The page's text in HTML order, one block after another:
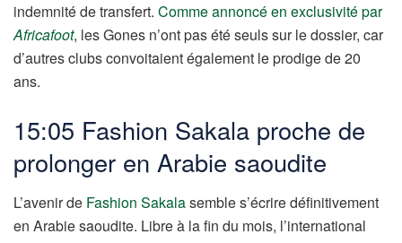
indemnité de transfert. Comme annoncé en exclusivité par
Africafoot, les Gones n’ont pas été seuls sur le dossier, car
d’autres clubs convoitaient également le prodige de 20
ans.
15:05 Fashion Sakala proche de
prolonger en Arabie saoudite
L’avenir de Fashion Sakalasemble s’écrire définitivement
en Arabie saoudite. Libre à la fin du mois, l’international